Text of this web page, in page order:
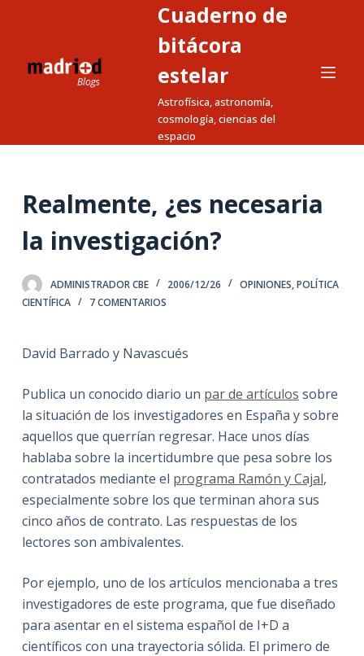
a
n
n
o
Cuaderno de
bitácora
estelar
Astrofísica, astronomía,
cosmología, ciencias del
espacio
Realmente, ¿es necesaria
la investigación?
ADMINISTRADOR CBE 2006/12/26 OPINIONES,POLÍTICA
CIENTÍFICA
7 COMENTARIOS
David Barrado y Navascués
Publica un conocido diario un par de artículos sobre
la situación de los investigadores en España y sobre
aquellos que querrían regresar. Hace unos días
hablaba sobre la incertidumbre que pesa sobre los
contratados mediante el programa Ramón y Cajal,
especialmente sobre los que terminan ahora sus
cinco años de contrato. Las respuestas de los
lectores son ambivalentes.
Por ejemplo, uno de los artículos mencionaba a tres
investigadores de este programa, que fue diseñado
para asentar en el sistema español de I+D a
científicos con una trayectoria sólida. El primero de